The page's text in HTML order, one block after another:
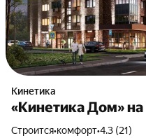
Кинетика
«Кинетика Дом»
Строится•комфорт•4.3 (21)